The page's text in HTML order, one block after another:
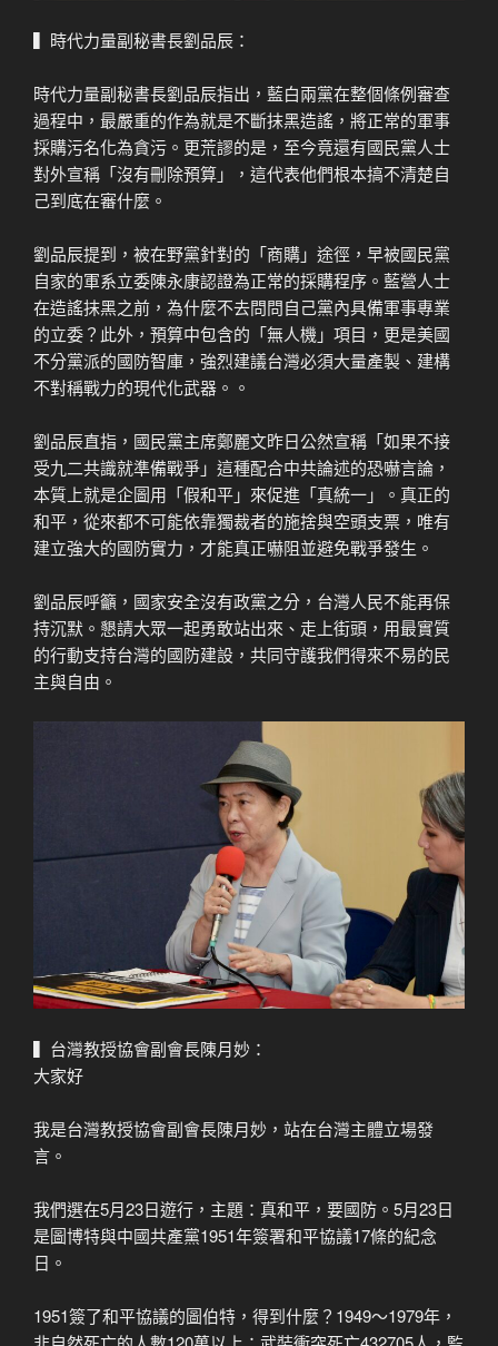
▍時代力量副秘書長劉品辰：
時代力量副秘書長劉品辰指出，藍白兩黨在整個條例審查
過程中，最嚴重的作為就是不斷抹黑造謠，將正常的軍事
採購污名化為貪污。更荒謬的是，至今竟還有國民黨人士
對外宣稱「沒有刪除預算」，這代表他們根本搞不清楚自
己到底在審什麼。
劉品辰提到，被在野黨針對的「商購」途徑，早被國民黨
自家的軍系立委陳永康認證為正常的採購程序。藍營人士
在造謠抹黑之前，為什麼不去問問自己黨內具備軍事專業
的立委？此外，預算中包含的「無人機」項目，更是美國
不分黨派的國防智庫，強烈建議台灣必須大量產製、建構
不對稱戰力的現代化武器。。
劉品辰直指，國民黨主席鄭麗文昨日公然宣稱「如果不接
受九二共識就準備戰爭」這種配合中共論述的恐嚇言論，
本質上就是企圖用「假和平」來促進「真統一」。真正的
和平，從來都不可能依靠獨裁者的施捨與空頭支票，唯有
建立強大的國防實力，才能真正嚇阻並避免戰爭發生。
劉品辰呼籲，國家安全沒有政黨之分，台灣人民不能再保
持沉默。懇請大眾一起勇敢站出來、走上街頭，用最實質
的行動支持台灣的國防建設，共同守護我們得來不易的民
主與自由。
▍台灣教授協會副會長陳月妙：
大家好
我是台灣教授協會副會長陳月妙，站在台灣主體立場發
言。
我們選在5月23日遊行，主題：真和平，要國防。5月23日
是圖博特與中國共產黨1951年簽署和平協議17條的紀念
日。
1951簽了和平協議的圖伯特，得到什麼？1949～1979年，